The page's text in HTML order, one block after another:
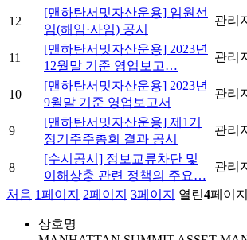
12
[맨하탄서밋자산운용] 임원선
임(해임·사임) 공시
관리
11
[맨하탄서밋자산운용] 2023년
12월말 기준 영업보고…
관리
10
[맨하탄서밋자산운용] 2023년
9월말 기준 영업보고서
관리
9
[맨하탄서밋자산운용] 제1기
정기주주총회 결과 공시
관리
8
[수시공시] 정보교류차단 및
이해상충 관련 정책의 주요…
관리
처음 1페이지 2페이지 3페이지 열린4페이지
상호명